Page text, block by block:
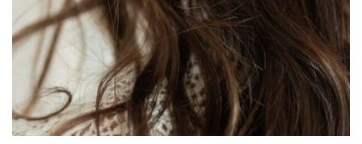
Sur
La
Page
Du
Produit